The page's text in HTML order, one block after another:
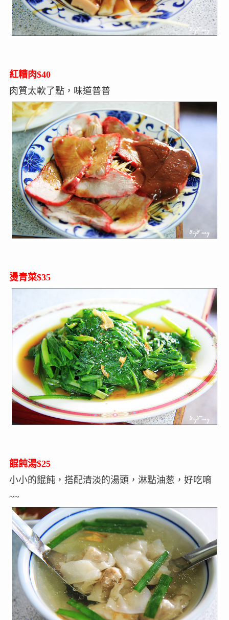
紅糟肉$40
肉質太軟了點，味道普普
燙青菜$35
餛飩湯$25
小小的餛飩，搭配清淡的湯頭，淋點油葱，好吃唷
~~